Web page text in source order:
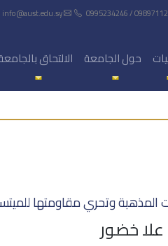
0995234246 /
حول الجامعة الالتحاق
المذهبة وتحري مقاومتها
علا خضور